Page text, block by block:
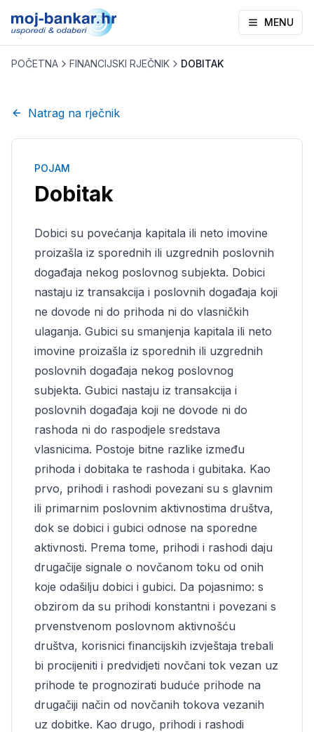
MENU
POČETNA FINANCIJSKI RJEČNIK DOBITAK
Natrag na rječnik
POJAM
Dobitak
Dobici su povećanja kapitala ili neto imovine
proizašla iz sporednih ili uzgrednih poslovnih
događaja nekog poslovnog subjekta. Dobici
nastaju iz transakcija i poslovnih događaja koji
ne dovode ni do prihoda ni do vlasničkih
ulaganja. Gubici su smanjenja kapitala ili neto
imovine proizašla iz sporednih ili uzgrednih
poslovnih događaja nekog poslovnog
subjekta. Gubici nastaju iz transakcija i
poslovnih događaja koji ne dovode ni do
rashoda ni do raspodjele sredstava
vlasnicima. Postoje bitne razlike između
prihoda i dobitaka te rashoda i gubitaka. Kao
prvo, prihodi i rashodi povezani su s glavnim
ili primarnim poslovnim aktivnostima društva,
dok se dobici i gubici odnose na sporedne
aktivnosti. Prema tome, prihodi i rashodi daju
drugačije signale o novčanom toku od onih
koje odašilju dobici i gubici. Da pojasnimo: s
obzirom da su prihodi konstantni i povezani s
prvenstvenom poslovnom aktivnošću
društva, korisnici financijskih izvještaja trebali
bi procijeniti i predvidjeti novčani tok vezan uz
prihode te prognozirati buduće prihode na
drugačiji način od novčanih tokova vezanih
uz dobitke. Kao drugo, prihodi i rashodi